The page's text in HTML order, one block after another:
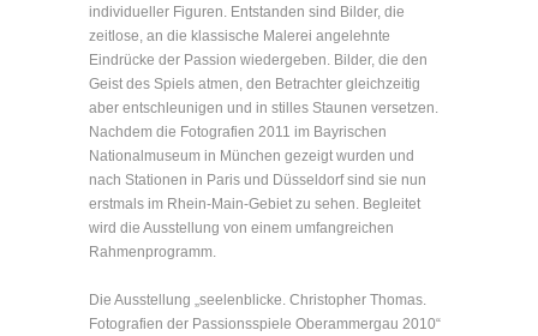
individueller Figuren. Entstanden sind Bilder, die
zeitlose, an die klassische Malerei angelehnte
Eindrücke der Passion wiedergeben. Bilder, die den
Geist des Spiels atmen, den Betrachter gleichzeitig
aber entschleunigen und in stilles Staunen versetzen.
Nachdem die Fotografien 2011 im Bayrischen
Nationalmuseum in München gezeigt wurden und
nach Stationen in Paris und Düsseldorf sind sie nun
erstmals im Rhein-Main-Gebiet zu sehen. Begleitet
wird die Ausstellung von einem umfangreichen
Rahmenprogramm.
Die Ausstellung „seelenblicke. Christopher Thomas.
Fotografien der Passionsspiele Oberammergau 2010“